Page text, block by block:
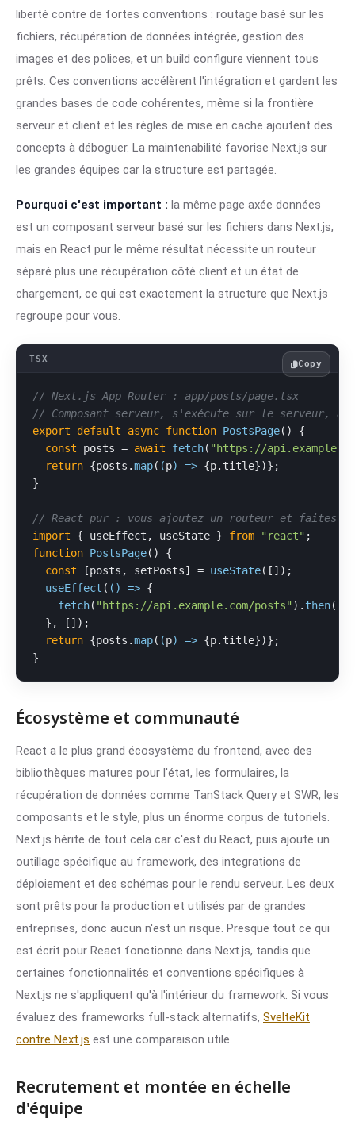
liberté contre de fortes conventions : routage basé sur les
fichiers, récupération de données intégrée, gestion des
images et des polices, et un build configure viennent tous
prêts. Ces conventions accélèrent l'intégration et gardent les
grandes bases de code cohérentes, même si la frontière
serveur et client et les règles de mise en cache ajoutent des
concepts à déboguer. La maintenabilité favorise Next.js sur
les grandes équipes car la structure est partagée.
Pourquoi c'est important : la même page axée données
est un composant serveur basé sur les fichiers dans Next.js,
mais en React pur le même résultat nécessite un routeur
séparé plus une récupération côté client et un état de
chargement, ce qui est exactement la structure que Next.js
regroupe pour vous.
// Next.js App Router : app/posts/page.tsx
// Composant serveur, s'exécute sur le serveur,
export
default async function PostsPage( ) {
const posts = await fetch( "https://
return {posts.map( (p) => {p. title})};
}
// React pur : vous ajoutez un routeur et faites le
import { useEffect, useState } from "react"
function PostsPage( ) {
const [posts, setPosts] = useState([]);
useEffect ( () => {
fetch( "https://api.example.com/posts" ). then(
  }, []);
return {posts.map( (p) => {p. title})};
}
Copy
Écosystème et communauté
React a le plus grand écosystème du frontend, avec des
bibliothèques matures pour l'état, les formulaires, la
récupération de données comme TanStack Query et SWR, les
composants et le style, plus un énorme corpus de tutoriels.
Next.js hérite de tout cela car c'est du React, puis ajoute un
outillage spécifique au framework, des integrations de
déploiement et des schémas pour le rendu serveur. Les deux
sont prêts pour la production et utilisés par de grandes
entreprises, donc aucun n'est un risque. Presque tout ce qui
est écrit pour React fonctionne dans Next.js, tandis que
certaines fonctionnalités et conventions spécifiques à
Next.js ne s'appliquent qu'à l'intérieur du framework. Si vous
évaluez des frameworks full-stack alternatifs, SvelteKit
contre Next.js est une comparaison utile.
Recrutement et montée en échelle
d'équipe